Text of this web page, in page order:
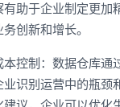
助于企业制定更加
创新和增长。
控制：数据仓库通
识别运营中的瓶颈